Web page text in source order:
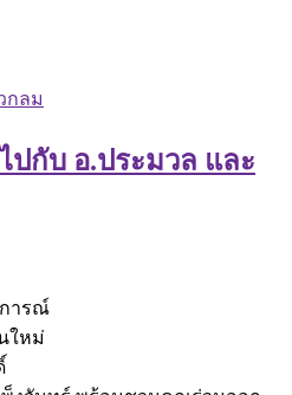
ปกับ อ.ประมวล และ
ารณ์
ใหม่